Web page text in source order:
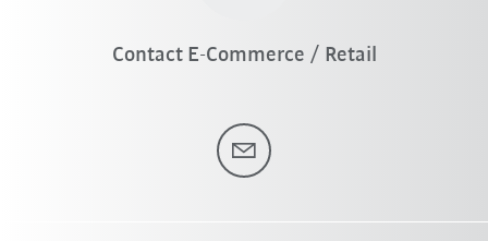
Contact E-Commerce / Retail